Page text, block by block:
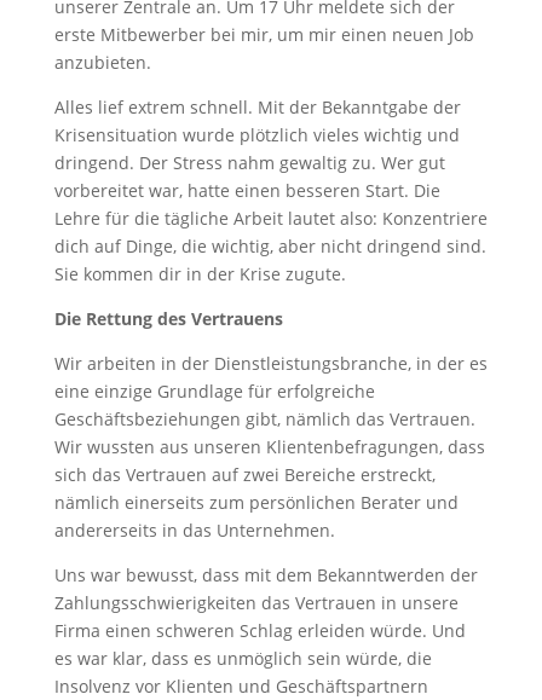
unserer Zentrale an. Um 17 Uhr meldete sich der
erste Mitbewerber bei mir, um mir einen neuen Job
anzubieten.
Alles lief extrem schnell. Mit der Bekanntgabe der
Krisensituation wurde plötzlich vieles wichtig und
dringend. Der Stress nahm gewaltig zu. Wer gut
vorbereitet war, hatte einen besseren Start. Die
Lehre für die tägliche Arbeit lautet also: Konzentriere
dich auf Dinge, die wichtig, aber nicht dringend sind.
Sie kommen dir in der Krise zugute.
Die Rettung des Vertrauens
Wir arbeiten in der Dienstleistungsbranche, in der es
eine einzige Grundlage für erfolgreiche
Geschäftsbeziehungen gibt, nämlich das Vertrauen.
Wir wussten aus unseren Klientenbefragungen, dass
sich das Vertrauen auf zwei Bereiche erstreckt,
nämlich einerseits zum persönlichen Berater und
andererseits in das Unternehmen.
Uns war bewusst, dass mit dem Bekanntwerden der
Zahlungsschwierigkeiten das Vertrauen in unsere
Firma einen schweren Schlag erleiden würde. Und
es war klar, dass es unmöglich sein würde, die
Insolvenz vor Klienten und Geschäftspartnern